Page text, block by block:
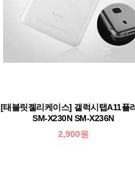
[태블릿젤리케이스] 갤럭시탭A11플
SM-X230N SM-X236N
2,900원